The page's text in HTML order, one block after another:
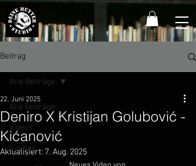
Beitrag
Alle Beiträge
Videos
Singles
Alle Beiträge
Deniro X Kristijan Golubović -
Kićanović
22. Juni 2025
Aktualisiert: 7. Aug. 2025